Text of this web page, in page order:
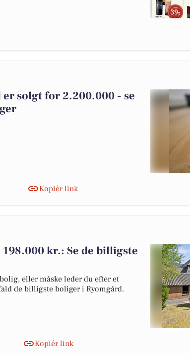
solgt for 2.200.000 - se
Kopiér link
kr.: Se de billigste
eller måske leder du efter et
de billigste boliger i Ryomgård.
Kopiér link